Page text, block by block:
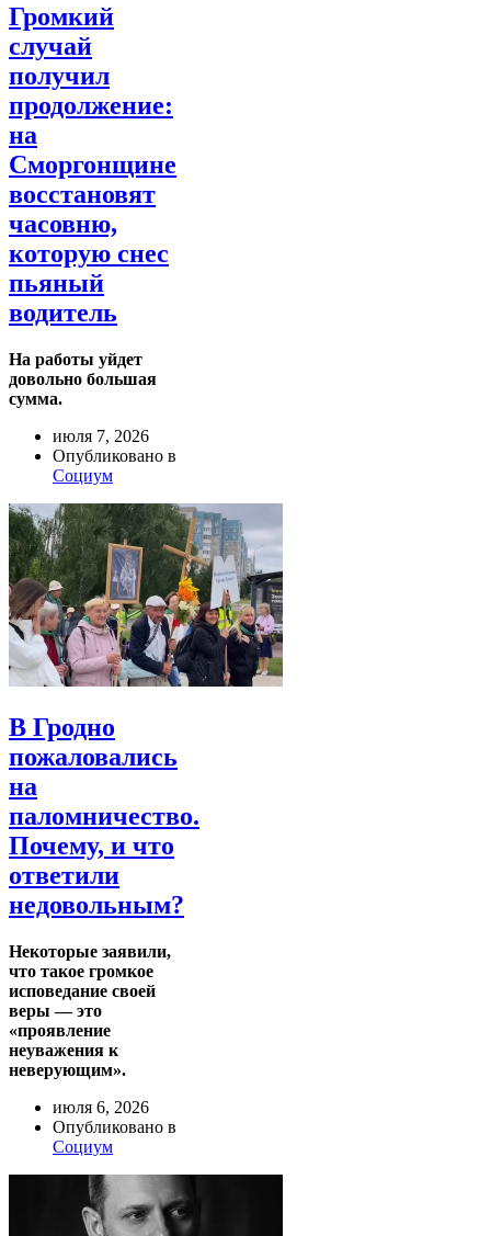
Громкий
случай
получил
продолжение:
на
Сморгонщине
восстановят
часовню,
которую снес
пьяный
водитель
На работы уйдет
довольно большая
сумма.
июля 7, 2026
Опубликовано в
Социум
В Гродно
пожаловались
на
паломничество.
Почему, и что
ответили
недовольным?
Некоторые заявили,
что такое громкое
исповедание своей
веры — это
«проявление
неуважения к
неверующим».
июля 6, 2026
Опубликовано в
Социум